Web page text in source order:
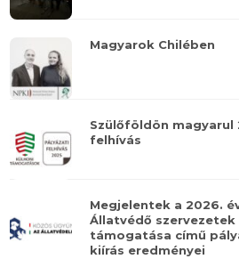
Magyarok Chilében
Szülőföldön magyarul
felhívás
Megjelentek a 2026.
Állatvédő szervezetek
támogatása című
kiírás eredményei